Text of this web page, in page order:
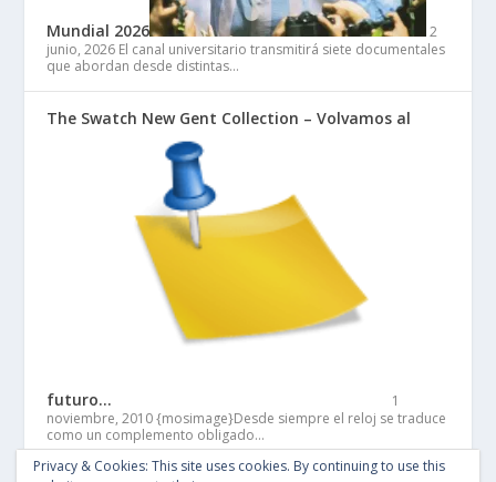
Mundial 2026
2
junio, 2026 El canal universitario transmitirá siete documentales
que abordan desde distintas…
The Swatch New Gent Collection – Volvamos al
futuro…
1
noviembre, 2010 {mosimage}Desde siempre el reloj se traduce
como un complemento obligado…
Privacy & Cookies: This site uses cookies. By continuing to use this